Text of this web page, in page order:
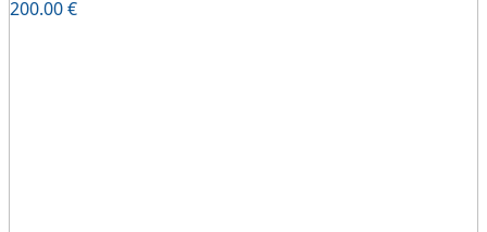
que brinda una sensación de confort inmediata.
200.00€